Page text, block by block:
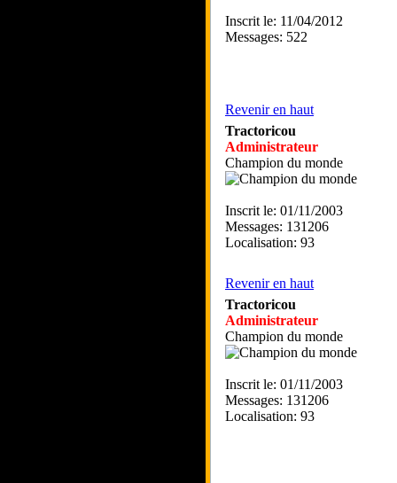
Inscrit le: 11/04/2012
Messages: 522
Revenir en haut
Tractoricou
Administrateur
Champion du monde
Inscrit le: 01/11/2003
Messages: 131206
Localisation: 93
Revenir en haut
Tractoricou
Administrateur
Champion du monde
Inscrit le: 01/11/2003
Messages: 131206
Localisation: 93